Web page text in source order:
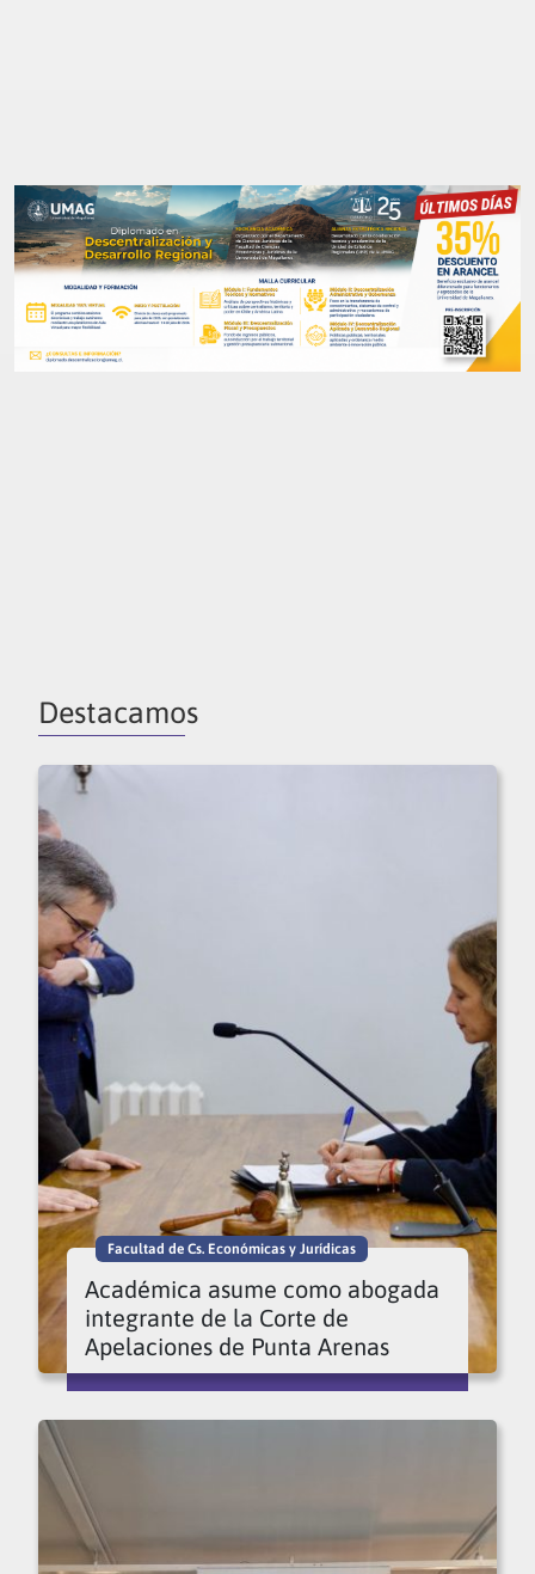
Destacamos
Facultad de Cs. Económicas y Jurídicas
Académica asume como abogada
integrante de la Corte de
Apelaciones de Punta Arenas